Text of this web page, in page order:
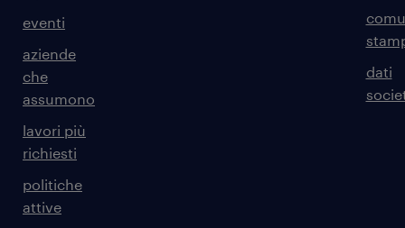
eventi
aziende
che
assumono
lavori più
richiesti
politiche
attive
dati